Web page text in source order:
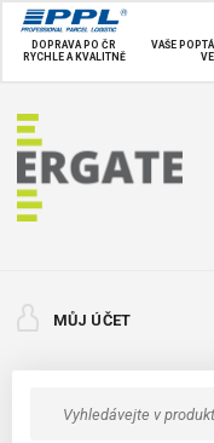
DOPRAVA PO ČR
RYCHLE A KVALITNĚ
VAŠE
MŮJ ÚČET